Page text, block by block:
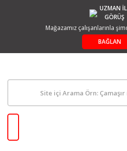
UZMAN
GÖRÜŞ
Mağazamız çalışanlarınla
BAĞLAN